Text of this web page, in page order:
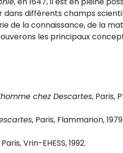
différents champs
de la connaissance, de la
les principaux
chez Descartes, Paris,
, Paris, Flammarion, 1979.
Paris, Vrin-EHESS, 1992.